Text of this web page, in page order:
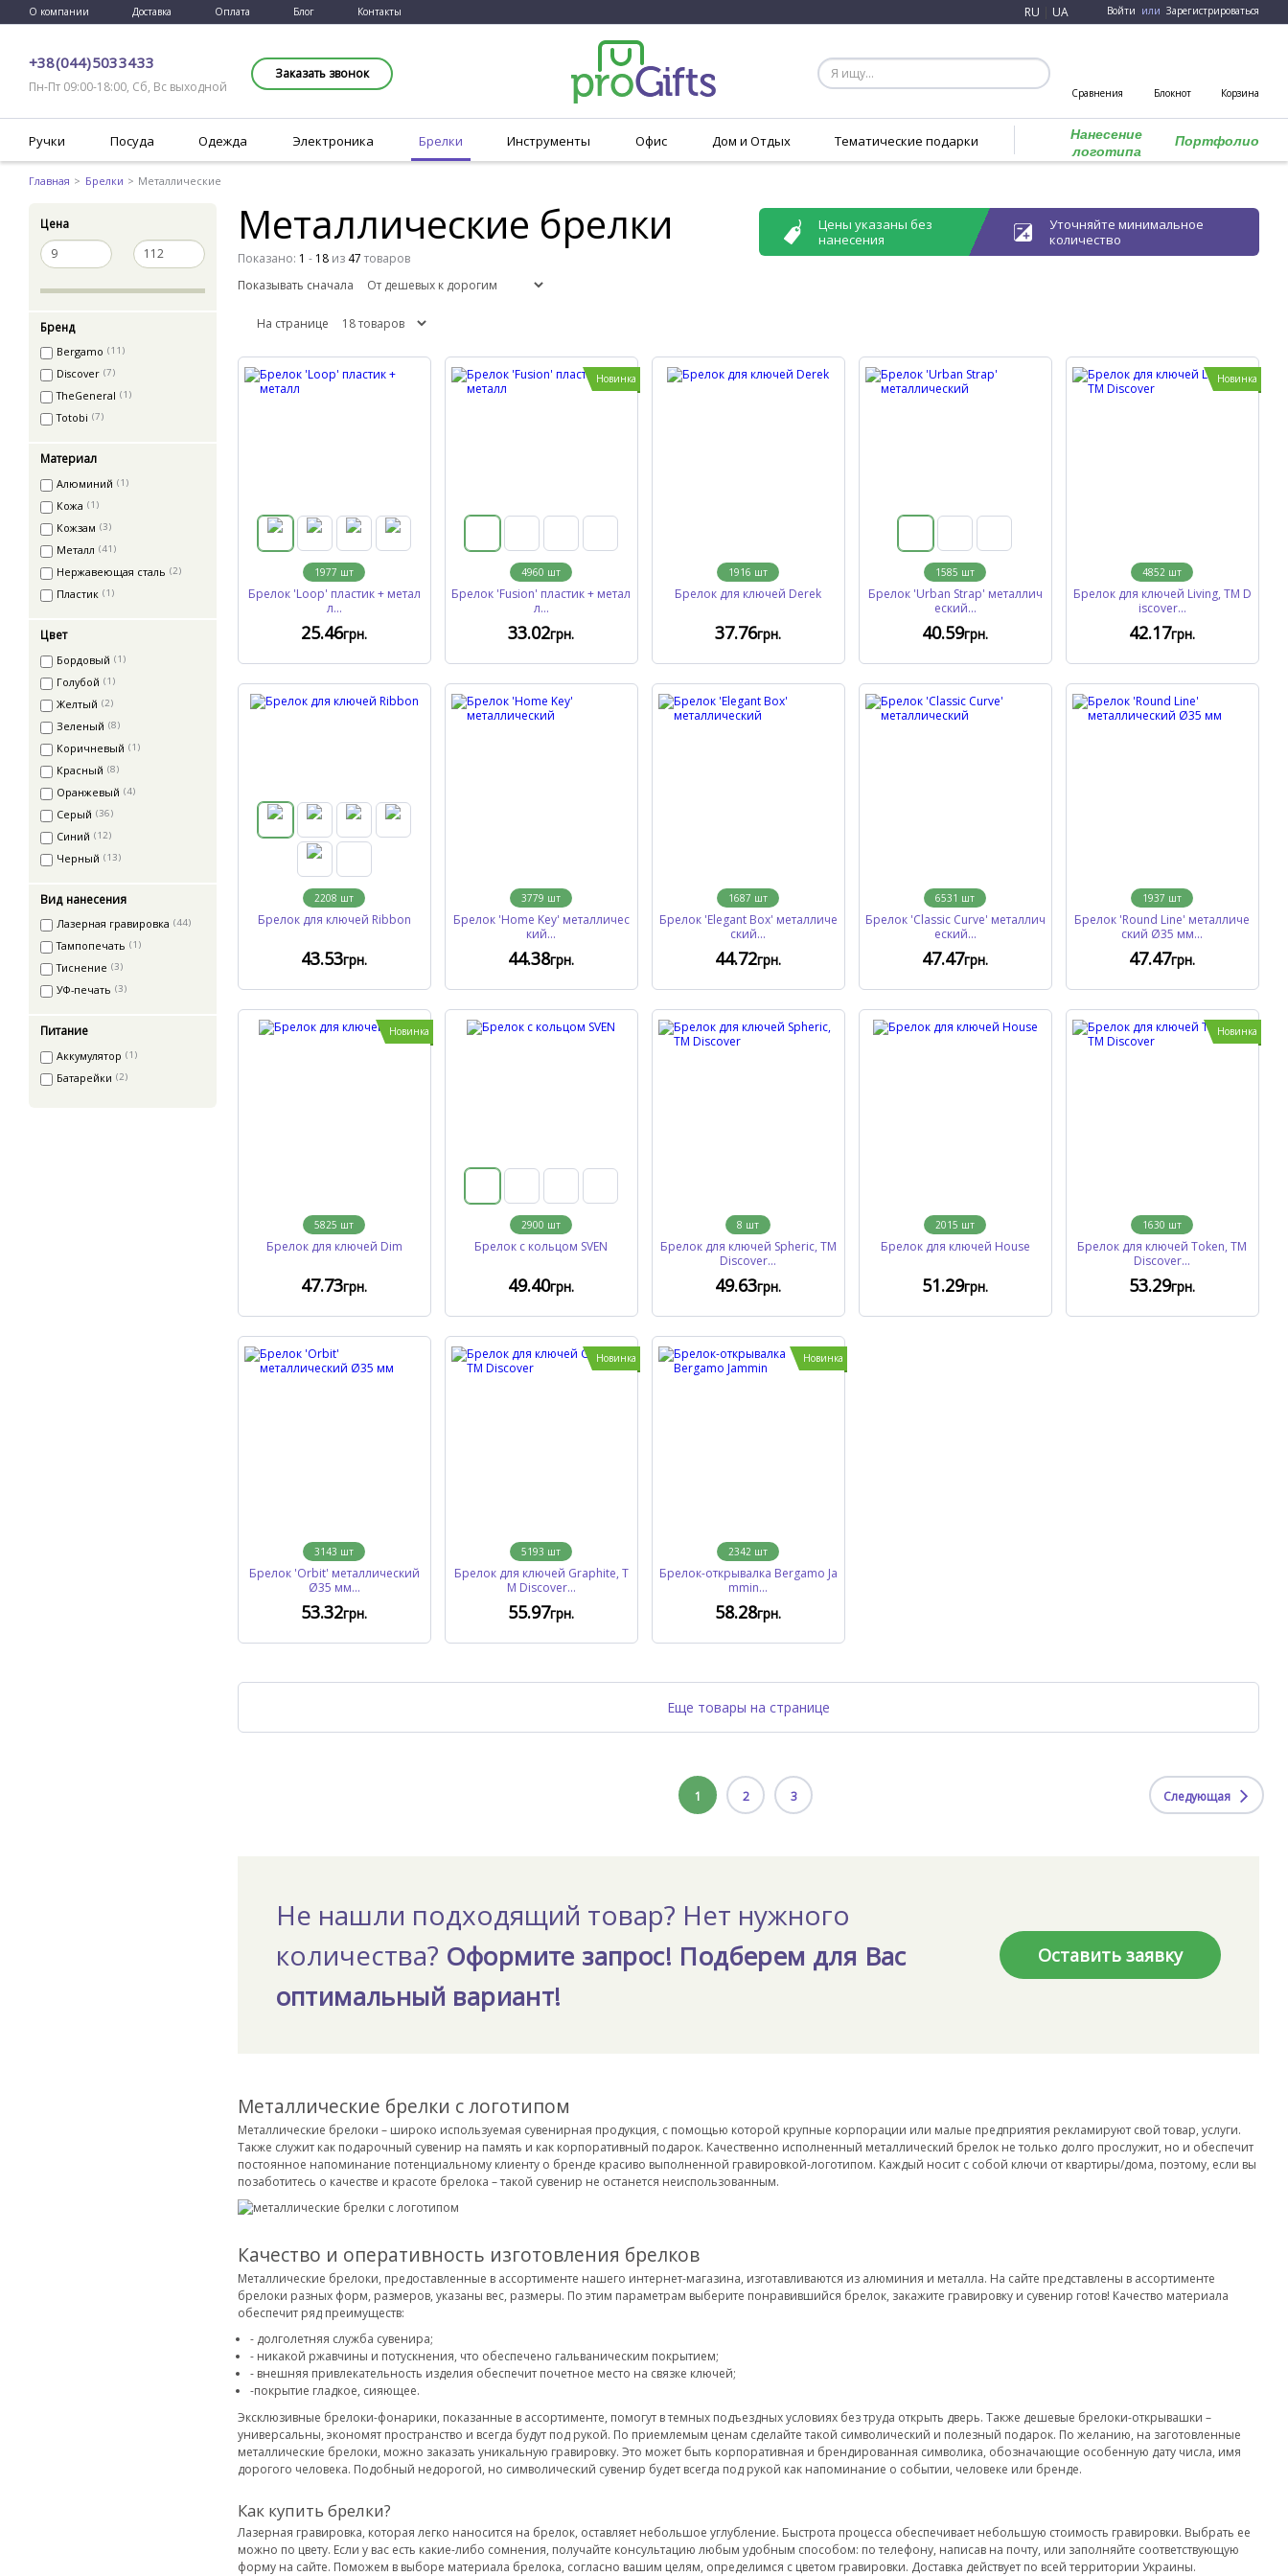
О компании Доставка Оплата Блог Контакты RU UA Войти или Зарегистрироваться
+38 (044) 503 34 33
Пн-Пт 09:00-18:00, Сб, Вс выходной
Заказать звонок
Сравнения Блокнот Корзина
Ручки Посуда Одежда Электроника Брелки Инструменты Офис Дом и Отдых Тематические подарки
Нанесение
логотипа
Портфолио
Главная Брелки Металлические
Цена
Бренд
Bergamo (11)
Discover (7)
TheGeneral (1)
Totobi (7)
Материал
Алюминий (1)
Кожа (1)
Кожзам (3)
Металл (41)
Нержавеющая сталь (2)
Пластик (1)
Цвет
Бордовый (1)
Голубой (1)
Желтый (2)
Зеленый (8)
Коричневый (1)
Красный (8)
Оранжевый (4)
Серый (36)
Синий (12)
Черный (13)
Вид нанесения
Лазерная гравировка (44)
Тампопечать (1)
Тиснение (3)
УФ-печать (3)
Питание
Аккумулятор (1)
Батарейки (2)
Металлические брелки
Показано: 1 - 18из 47 товаров
Показывать сначала
На странице
Цены указаны без
нанесения
Уточняйте минимальное
количество
1977 шт
Брелок 'Loop' пластик + метал
л...
25.46грн.
Новинка
4960 шт
Брелок 'Fusion' пластик + метал
л...
33.02грн.
1916 шт
Брелок для ключей Derek
37.76грн.
1585 шт
Брелок 'Urban Strap' металлич
еский...
40.59грн.
Новинка
4852 шт
Брелок для ключей Living, TM D
iscover...
42.17грн.
2208 шт
Брелок для ключей Ribbon
43.53грн.
3779 шт
Брелок 'Home Key' металличес
кий...
44.38грн.
1687 шт
Брелок 'Elegant Box' металличе
ский...
44.72грн.
6531 шт
Брелок 'Classic Curve' металлич
еский...
47.47грн.
1937 шт
Брелок 'Round Line' металличе
ский Ø35 мм...
47.47грн.
Новинка
5825 шт
Брелок для ключей Dim
47.73грн.
2900 шт
Брелок с кольцом SVEN
49.40грн.
8 шт
Брелок для ключей Spheric, TM
Discover...
49.63грн.
2015 шт
Брелок для ключей House
51.29грн.
Новинка
1630 шт
Брелок для ключей Token, TM
Discover...
53.29грн.
3143 шт
Брелок 'Orbit' металлический
Ø35 мм...
53.32грн.
Новинка
5193 шт
Брелок для ключей Graphite, T
M Discover...
55.97грн.
Новинка
2342 шт
Брелок-открывалка Bergamo Ja
mmin...
58.28грн.
Еще товары на странице
1 2 3 Следующая
Не нашли подходящий товар? Нет нужного
количества? Оформите запрос! Подберем для Вас
оптимальный вариант!
Оставить заявку
Металлические брелки с логотипом
Металлические брелоки – широко используемая сувенирная продукция, с помощью которой крупные корпорации или малые предприятия рекламируют свой товар, услуги.
Также служит как подарочный сувенир на память и как корпоративный подарок. Качественно исполненный металлический брелок не только долго прослужит, но и обеспечит
постоянное напоминание потенциальному клиенту о бренде красиво выполненной гравировкой-логотипом. Каждый носит с собой ключи от квартиры/дома, поэтому, если вы
позаботитесь о качестве и красоте брелока – такой сувенир не останется неиспользованным.
Качество и оперативность изготовления брелков
Металлические брелоки, предоставленные в ассортименте нашего интернет-магазина, изготавливаются из алюминия и металла. На сайте представлены в ассортименте
брелоки разных форм, размеров, указаны вес, размеры. По этим параметрам выберите понравившийся брелок, закажите гравировку и сувенир готов! Качество материала
обеспечит ряд преимуществ:
- долголетняя служба сувенира;
- никакой ржавчины и потускнения, что обеспечено гальваническим покрытием;
- внешняя привлекательность изделия обеспечит почетное место на связке ключей;
-покрытие гладкое, сияющее.
Эксклюзивные брелоки-фонарики, показанные в ассортименте, помогут в темных подъездных условиях без труда открыть дверь. Также дешевые брелоки-открывашки –
универсальны, экономят пространство и всегда будут под рукой. По приемлемым ценам сделайте такой символический и полезный подарок. По желанию, на заготовленные
металлические брелоки, можно заказать уникальную гравировку. Это может быть корпоративная и брендированная символика, обозначающие особенную дату числа, имя
дорогого человека. Подобный недорогой, но символический сувенир будет всегда под рукой как напоминание о событии, человеке или бренде.
Как купить брелки?
Лазерная гравировка, которая легко наносится на брелок, оставляет небольшое углубление. Быстрота процесса обеспечивает небольшую стоимость гравировки. Выбрать ее
можно по цвету. Если у вас есть какие-либо сомнения, получайте консультацию любым удобным способом: по телефону, написав на почту, или заполняйте соответствующую
форму на сайте. Поможем в выборе материала брелока, согласно вашим целям, определимся с цветом гравировки. Доставка действует по всей территории Украины.